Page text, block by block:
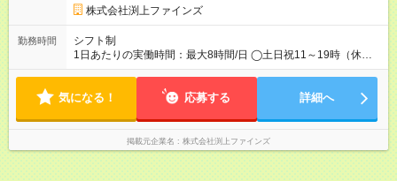
株式会社渕上ファインズ
勤務時間
シフト制
1日あたりの実働時間：最大8時間/日 ◯土日祝11～19時（休憩
60分） または 11～18時（休憩60分） 土日祝に加えて平日の勤
しては、応募後のメッセージにて確認の上面接に進んで頂きま
気になる！ 応募する 詳細へ
掲載元企業名 株式会社渕上ファインズ